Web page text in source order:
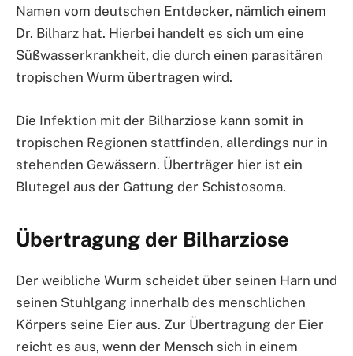
Namen vom deutschen Entdecker, nämlich einem
Dr. Bilharz hat. Hierbei handelt es sich um eine
Süßwasserkrankheit, die durch einen parasitären
tropischen Wurm übertragen wird.
Die Infektion mit der Bilharziose kann somit in
tropischen Regionen stattfinden, allerdings nur in
stehenden Gewässern. Überträger hier ist ein
Blutegel aus der Gattung der Schistosoma.
Übertragung der Bilharziose
Der weibliche Wurm scheidet über seinen Harn und
seinen Stuhlgang innerhalb des menschlichen
Körpers seine Eier aus. Zur Übertragung der Eier
reicht es aus, wenn der Mensch sich in einem